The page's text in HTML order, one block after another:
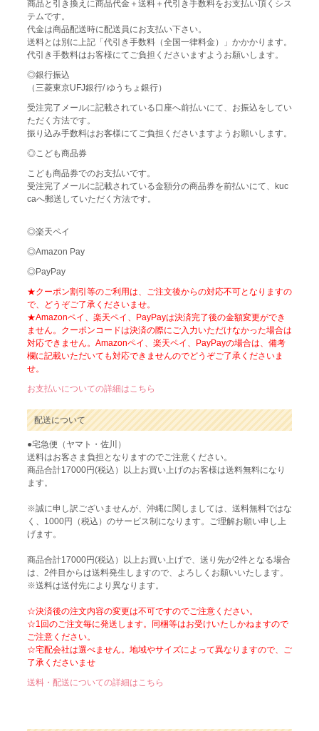
商品と引き換えに商品代金＋送料＋代引き手数料をお支払い頂くシス
テムです。
代金は商品配送時に配送員にお支払い下さい。
送料とは別に上記「代引き手数料（全国一律料金）」かかかります。
代引き手数料はお客様にてご負担くださいますようお願いします。
◎銀行振込
（三菱東京UFJ銀行/ ゆうちょ銀行）
受注完了メールに記載されている口座へ前払いにて、お振込をしてい
ただく方法です。
振り込み手数料はお客様にてご負担くださいますようお願いします。
◎こども商品券
こども商品券でのお支払いです。
受注完了メールに記載されている金額分の商品券を前払いにて、kuc
caへ郵送していただく方法です。
◎楽天ペイ
◎Amazon Pay
◎PayPay
★クーポン割引等のご利用は、ご注文後からの対応不可となりますの
で、どうぞご了承くださいませ。
★Amazonペイ、楽天ペイ、PayPayは決済完了後の金額変更ができ
ません。クーポンコードは決済の際にご入力いただけなかった場合は
対応できません。Amazonペイ、楽天ペイ、PayPayの場合は、備考
欄に記載いただいても対応できませんのでどうぞご了承くださいま
せ。
お支払いについての詳細はこちら
配送について
●宅急便（ヤマト・佐川）
送料はお客さま負担となりますのでご注意ください。
商品合計17000円(税込）以上お買い上げのお客様は送料無料になり
ます。
※誠に申し訳ございませんが、沖縄に関しましては、送料無料ではな
く、1000円（税込）のサービス制になります。ご理解お願い申し上
げます。
商品合計17000円(税込）以上お買い上げで、送り先が2件となる場合
は、2件目からは送料発生しますので、よろしくお願いいたします。
※送料は送付先により異なります。
☆決済後の注文内容の変更は不可ですのでご注意ください。
☆1回のご注文毎に発送します。同梱等はお受けいたしかねますので
ご注意ください。
☆宅配会社は選べません。地域やサイズによって異なりますので、ご
了承くださいませ
送料・配送についての詳細はこちら